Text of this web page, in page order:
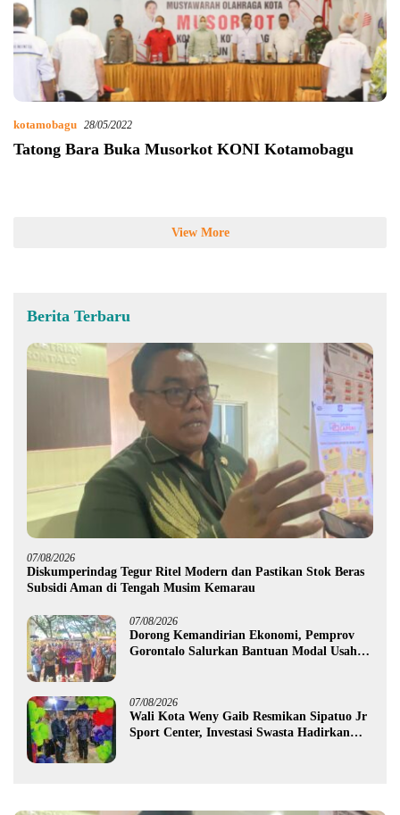
kotamobagu 28/05/2022
Tatong Bara Buka Musorkot KONI Kotamobagu
View More
Berita Terbaru
07/08/2026
Diskumperindag Tegur Ritel Modern dan Pastikan Stok Beras
Subsidi Aman di Tengah Musim Kemarau
07/08/2026
Dorong Kemandirian Ekonomi, Pemprov
Gorontalo Salurkan Bantuan Modal Usaha
07/08/2026
Wali Kota Weny Gaib Resmikan Sipatuo Jr
Sport Center, Investasi Swasta Hadirkan